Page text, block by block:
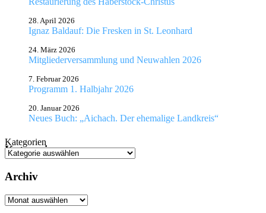
Ignaz Baldauf: Die Fresken in St. Leonhard
28. April 2026
Mitgliederversammlung und Neuwahlen 2026
24. März 2026
Programm 1. Halbjahr 2026
7. Februar 2026
Neues Buch: „Aichach. Der ehemalige Landkreis“
20. Januar 2026
Kategorien
Kategorien
Archiv
Archiv